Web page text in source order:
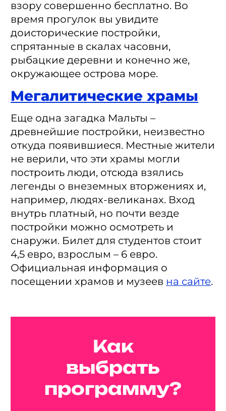
взору совершенно бесплатно. Во
время прогулок вы увидите
доисторические постройки,
спрятанные в скалах часовни,
рыбацкие деревни и конечно же,
окружающее острова море.
Мегалитические храмы
Еще одна загадка Мальты –
древнейшие постройки, неизвестно
откуда появившиеся. Местные жители
не верили, что эти храмы могли
построить люди, отсюда взялись
легенды о внеземных вторжениях и,
например, людях-великанах. Вход
внутрь платный, но почти везде
постройки можно осмотреть и
снаружи. Билет для студентов стоит
4,5 евро, взрослым – 6 евро.
Официальная информация о
посещении храмов и музеев на сайте.
Как
выбрать
программу?